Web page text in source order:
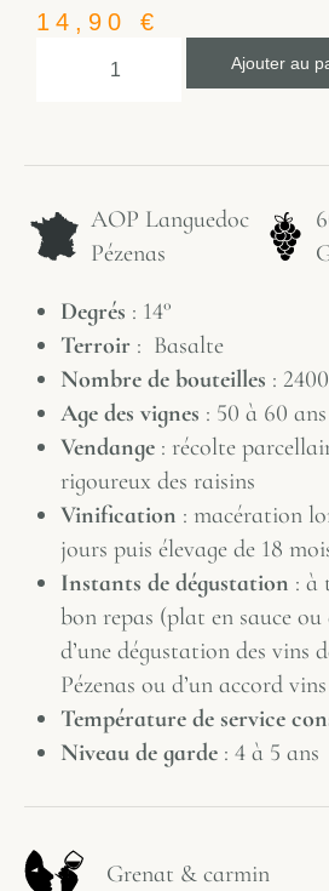
14,90 €
Ajouter au
AOP Languedoc
Pézenas
Degrés : 14°
Terroir : Basalte
Nombre de bouteilles : 2400
Age des vignes : 50 à 60 ans
Vendange : récolte
rigoureux des raisins
Vinification : macération
jours puis élevage de 18
Instants de dégustation : à
bon repas (plat en sauce ou
d’une dégustation des vins
Pézenas ou d’un accord
Température de service
Niveau de garde : 4 à 5 ans
Grenat & carmin